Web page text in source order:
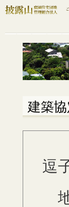
建築
逗